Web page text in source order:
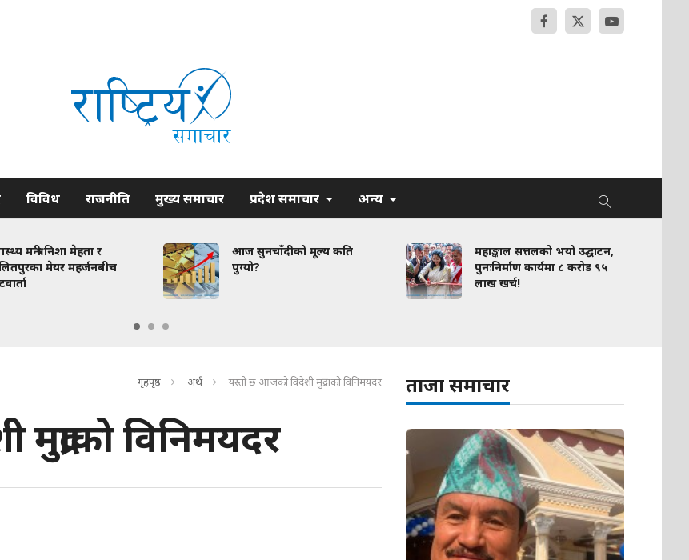
विविध राजनीति मुख्य समाचार प्रदेश समाचार अन्य
मन्त्री निशा मेहता र
मेयर महर्जनबीच
आज सुनचाँदीको मूल्य कति
पुग्यो?
महाङ्काल सत्तलको भयो उद्घाटन,
पुनःनिर्माण कार्यमा ८ करोड ९५
लाख खर्च!
गृहपृष्ठ अर्थ यस्तो छ आजको विदेशी मुद्राको विनिमयदर
विनिमयदर
ताजा समाचार